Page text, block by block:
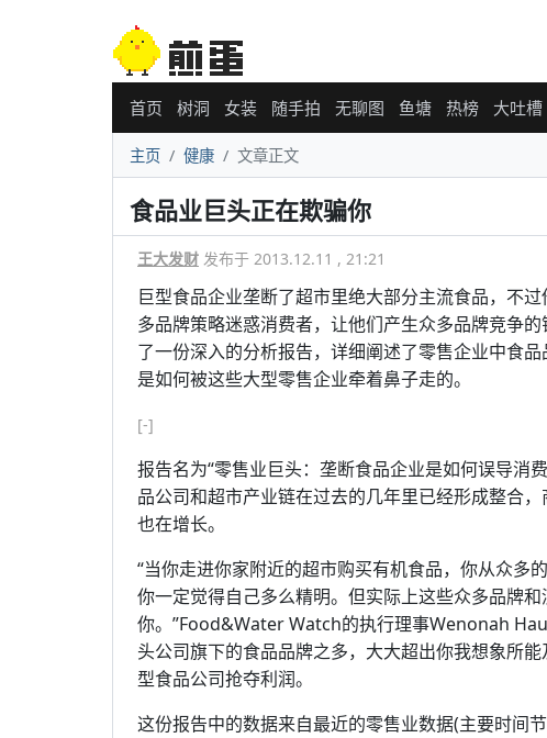
首页 树洞 女装 随手拍 无聊图 鱼塘 热榜 大吐槽
主页 健康 文章正文
食品业巨头正在欺骗你
王大发财 发布于 2013.12.11 , 21:21
巨型食品企业垄断了超市里绝大部分主流食品，不
多品牌策略迷惑消费者，让他们产生众多品牌竞争
了一份深入的分析报告，详细阐述了零售企业中食
是如何被这些大型零售企业牵着鼻子走的。
[-]
报告名为“零售业巨头：垄断食品企业是如何误导消
品公司和超市产业链在过去的几年里已经形成整合
也在增长。
“当你走进你家附近的超市购买有机食品，你从众多
你一定觉得自己多么精明。但实际上这些众多品牌
你。”Food&Water Watch的执行理事Wenonah
头公司旗下的食品品牌之多，大大超出你我想象所
型食品公司抢夺利润。
这份报告中的数据来自最近的零售业数据(主要时间